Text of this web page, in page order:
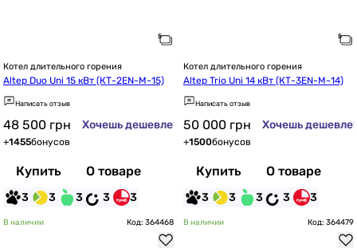
Котел длительного горения
Altep Duo Uni 15 кВт (КТ-2EN-M-15)
Написать отзыв
48 500 грн Хочешь дешевле?
+1455бонусов
Купить О товаре
3 3 3 3 3
Котел длительного горения
Altep Trio Uni 14 кВт (КТ-3EN-M-14)
Написать отзыв
50 000 грн Хочешь
+1500бонусов
Купить О товаре
3 3 3 3 3
В наличии Код: 364468 В наличии Код: 364479